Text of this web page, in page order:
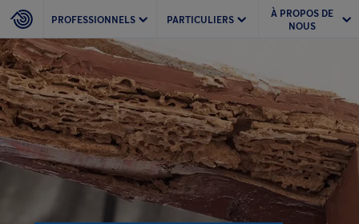
PROFESSIONNELS PARTICULIERS
À PROPOS DE
NOUS